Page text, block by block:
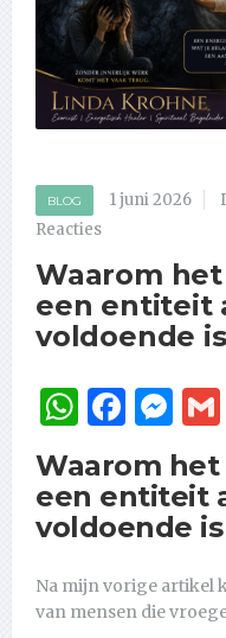
BLOG 1 juni 2026
Reacties
Waarom
een entiteit
voldoende is
Waarom
een entiteit
voldoende is
Na mijn vorige artikel
van mensen die